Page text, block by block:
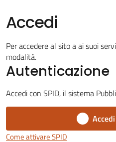
Vivere
Dozza
Menu selezionato
on-
Accedi
Per accedere al sito a ai suoi
modalità.
Autenticazione
Accedi con SPID, il sistema
Come attivare SPID